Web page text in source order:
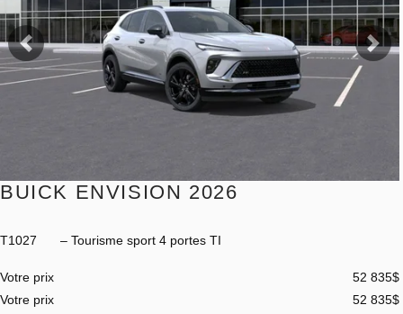
Précédent
BUICK ENVISION 2026
T1027 – Tourisme sport 4 portes TI
Votre prix 52 835$
Votre prix
52 835$